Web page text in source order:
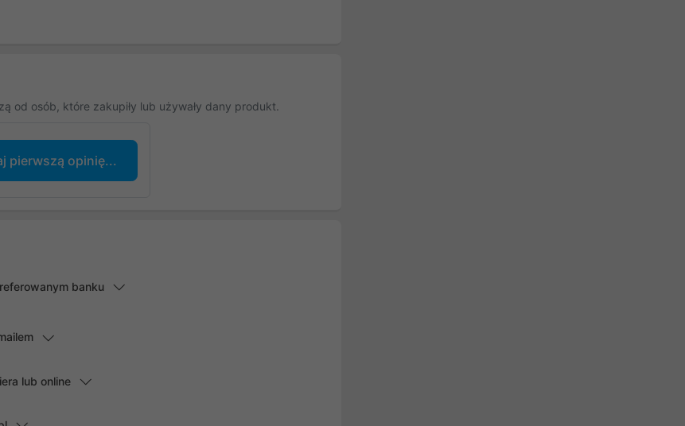
od osób, które zakupiły lub używały dany produkt.
pierwszą opinię...
banku
lub online